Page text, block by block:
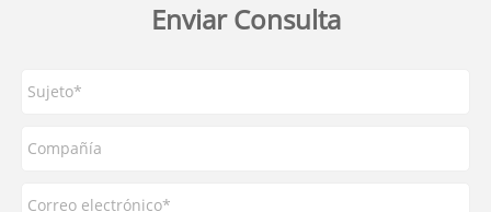
Enviar Consulta